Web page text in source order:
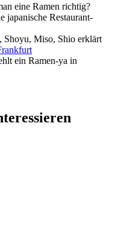
eine Ramen richtig?
japanische Restaurant-
Miso, Shio erklärt
ein Ramen-ya in